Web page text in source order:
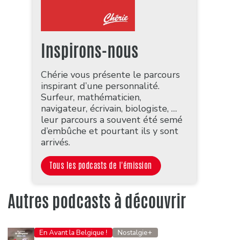
Inspirons-nous
Chérie vous présente le parcours
inspirant d’une personnalité.
Surfeur, mathématicien,
navigateur, écrivain, biologiste, …
leur parcours a souvent été semé
d’embûche et pourtant ils y sont
arrivés.
Tous les podcasts de l'émission
Autres podcasts à découvrir
En Avant la Belgique ! Nostalgie+